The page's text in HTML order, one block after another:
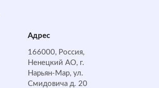
Адрес
166000, Россия,
Ненецкий АО, г.
Нарьян-Мар, ул.
Смидовича д. 20